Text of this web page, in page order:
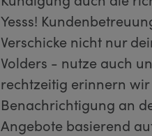
Yesss!
Verschicke nicht nur
Volders - nutze auch
rechtzeitig erinnern
Benachrichtigung an
Angebote basierend